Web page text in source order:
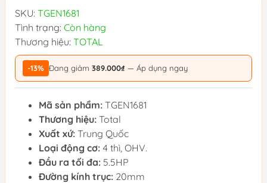
SKU: TGEN1681
Tình trạng: Còn hàng
Thương hiệu: TOTAL
-13% Đang giảm 389.000₫ — Áp dụng ngay
Mã sản phẩm: TGEN1681
Thương hiệu: Total
Xuất xứ: Trung Quốc
Loại động cơ: 4 thì, OHV.
Đầu ra tối đa: 5.5HP
Đường kính trục: 20mm